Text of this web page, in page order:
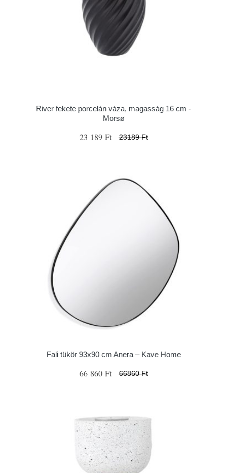
River fekete porcelán váza, magasság 16 cm -
Morsø
23 189 Ft 23189 Ft
Fali tükör 93x90 cm Anera – Kave Home
66 860 Ft 66860 Ft